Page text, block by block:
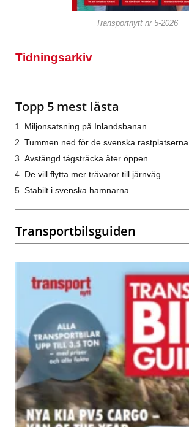
Transportnytt nr 5-2026
Tidningsarkiv
Topp 5 mest lästa
Miljonsatsning på Inlandsbanan
Tummen ned för de svenska rastplatserna
Avstängd tågsträcka åter öppen
De vill flytta mer trävaror till järnväg
Stabilt i svenska hamnarna
Transportbilsguiden